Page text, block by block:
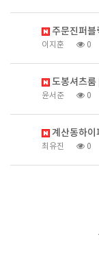
주문진퍼
이지훈 0
도봉셔츠
윤서준 0
계산동하
최유진 0